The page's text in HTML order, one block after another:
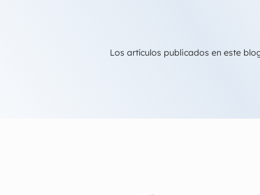
Los artículos publicados en este